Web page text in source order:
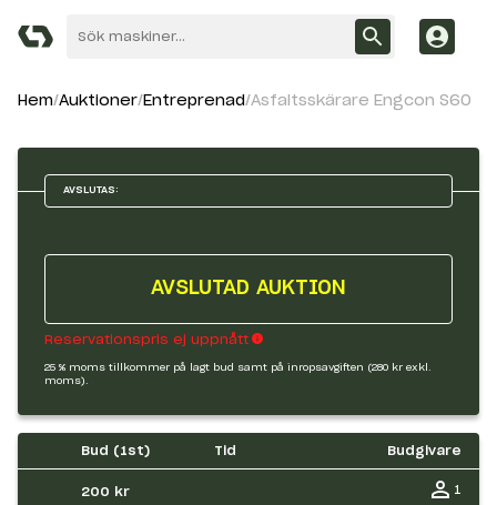
Hem Auktioner Entreprenad Asfaltsskärare Engcon S60
AVSLUTAS:
AVSLUTAD AUKTION
Reservationspris ej uppnått
25 % moms tillkommer på lagt bud samt på inropsavgiften (280 kr exkl.
moms).
Bud (1st) Tid Budgivare
200 kr 1